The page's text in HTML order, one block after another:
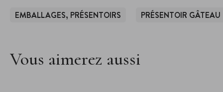
EMBALLAGES, PRÉSENTOIRS PRÉSENTOIR
Vous aimerez aussi